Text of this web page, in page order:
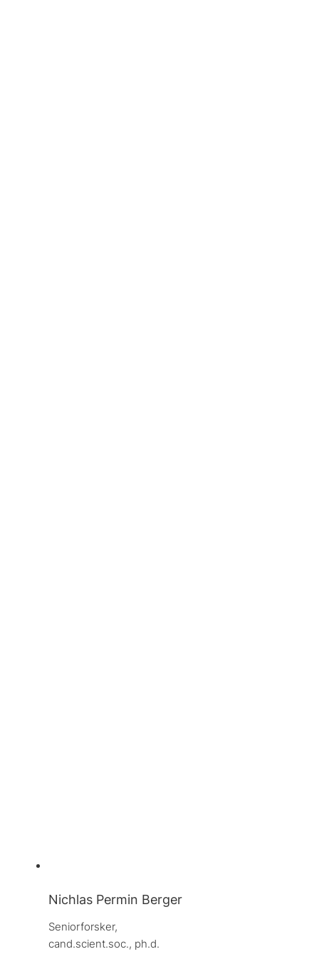
Nichlas Permin Berger
Seniorforsker,
cand.scient.soc., ph.d.